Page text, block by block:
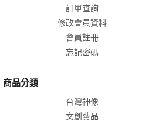
訂單查詢
修改會員資料
會員註冊
忘記密碼
商品分類
台灣神像
文創藝品